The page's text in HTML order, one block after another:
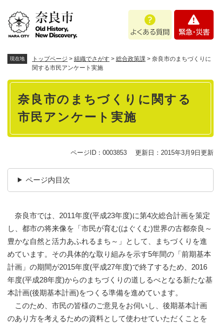
あ
問
・
現在地 トップページ > 組織でさがす > 総合政策課 > 奈良市のまちづくりに
関する市民アンケート実施
本
奈良市のまちづくりに関する
市民アンケート実施
ページID：0003853 更新日：2015年3月9日更新
ページ内目次
奈良市では、2011年度(平成23年度)に第4次総合計画を策定
し、都市の将来像を「市民が育む(はぐくむ)世界の古都奈良～
豊かな自然と活力あふれるまち～」として、まちづくりを進
めています。その具体的な取り組みを示す5年間の「前期基本
計画」の期間が2015年度(平成27年度)で終了するため、2016
年度(平成28年度)からのまちづくりの道しるべとなる新たな基
本計画(後期基本計画)をつくる準備を進めています。
このため、市民の皆様のご意見をお伺いし、後期基本計画
のあり方を考えるための資料として使わせていただくことを